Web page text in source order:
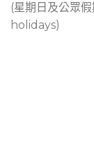
(星期日及公眾
holidays)